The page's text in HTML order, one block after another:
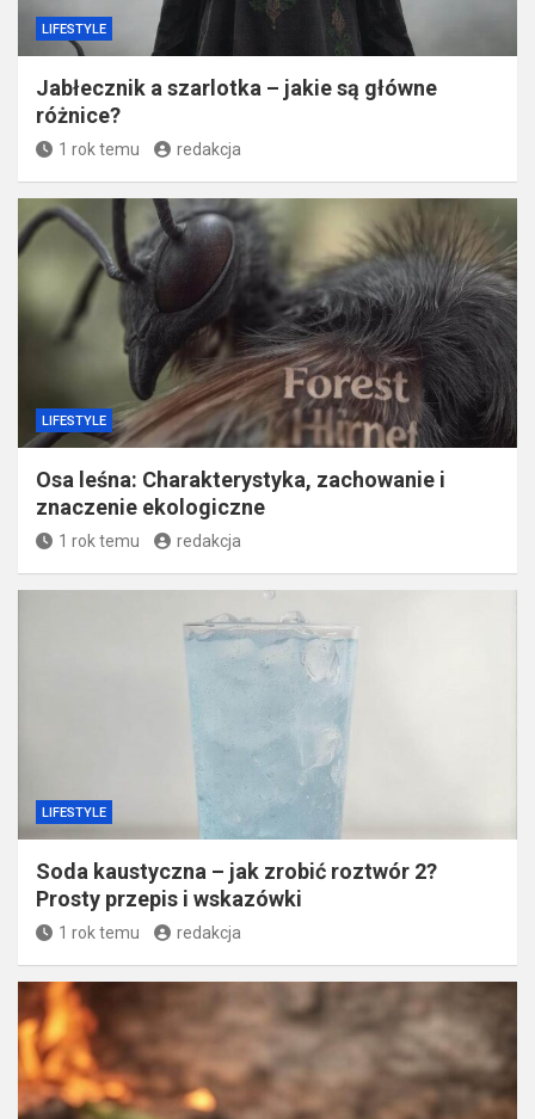
LIFESTYLE
Jabłecznik a szarlotka – jakie są główne
różnice?
1 rok temu redakcja
LIFESTYLE
Osa leśna: Charakterystyka, zachowanie i
znaczenie ekologiczne
1 rok temu redakcja
LIFESTYLE
Soda kaustyczna – jak zrobić roztwór 2?
Prosty przepis i wskazówki
1 rok temu redakcja